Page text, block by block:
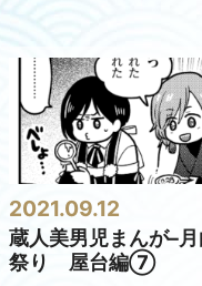
2021.09.12
蔵人美男児まんが–
祭り 屋台編⑦